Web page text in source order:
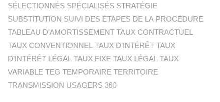
SÉLECTIONNÉS SPÉCIALISÉS STRATÉGIE
SUBSTITUTION SUIVI DES ÉTAPES DE LA PROCÉDURE
TABLEAU D’AMORTISSEMENT TAUX CONTRACTUEL
TAUX CONVENTIONNEL TAUX D’INTÉRÊT TAUX
D’INTÉRÊT LÉGAL TAUX FIXE TAUX LÉGAL TAUX
VARIABLE TEG TEMPORAIRE TERRITOIRE
TRANSMISSION USAGERS 360